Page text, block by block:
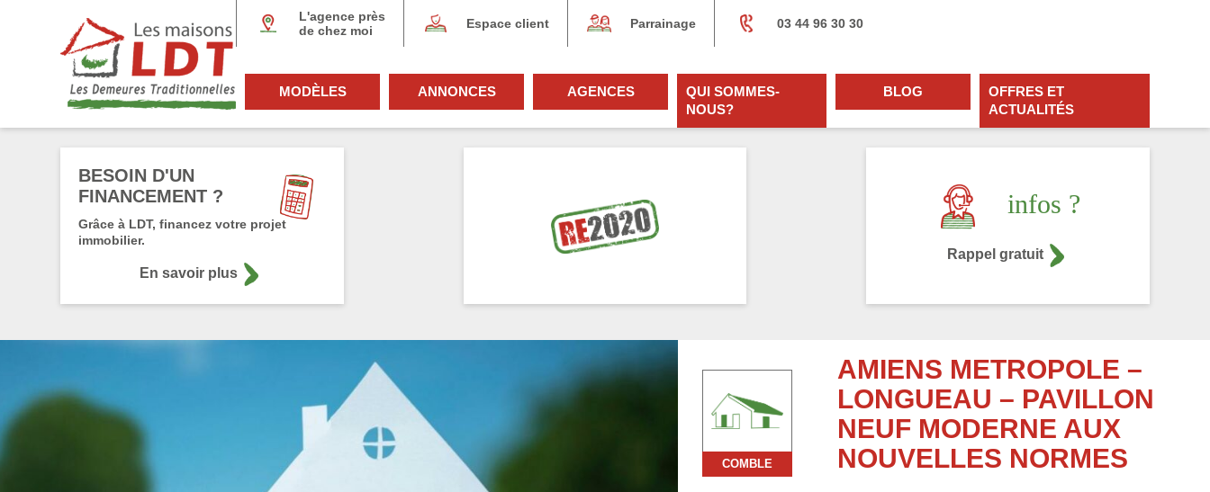
L'agence près
de chez moi
Espace client Parrainage 03 44 96 30 30
MODÈLES ANNONCES AGENCES
QUI SOMMES-
NOUS?
BLOG
OFFRES ET
ACTUALITÉS
BESOIN D'UN
FINANCEMENT ?
Grâce à LDT, financez votre projet
immobilier.
En savoir plus
infos ?
Rappel gratuit
COMBLE
AMIENS METROPOLE –
LONGUEAU – PAVILLON
NEUF MODERNE AUX
NOUVELLES NORMES